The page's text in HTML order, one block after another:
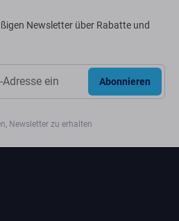
Newsletter über Rabatte und
Abonnieren
Newsletter zu erhalten